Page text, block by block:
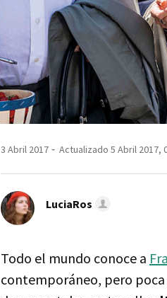
3 Abril 2017 Actualizado 5 Abril 2017,
LuciaRos
Todo el mundo conoce a
contemporáneo, pero poca